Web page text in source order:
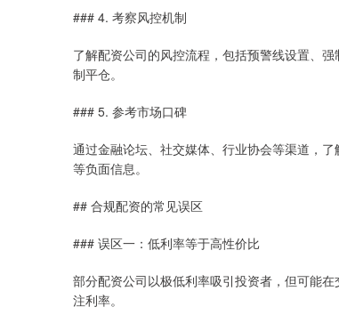
### 4. 考察风控机制
了解配资公司的风控流程，包括预警线设置、
制平仓。
### 5. 参考市场口碑
通过金融论坛、社交媒体、行业协会等渠道，
等负面信息。
## 合规配资的常见误区
### 误区一：低利率等于高性价比
部分配资公司以极低利率吸引投资者，但可能
注利率。